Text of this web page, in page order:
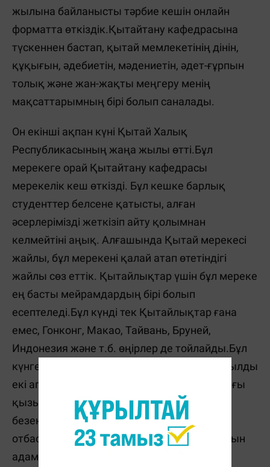
жылына байланысты тәрбие кешін онлайн
форматта өткіздік.Қытайтану кафедрасына
түскеннен бастап, қытай мемлекетінің дінін,
құқығын, әдебиетін, мәдениетін, әдет-ғұрпын
толық және жан-жақты меңгеру менің
мақсаттарымның бірі болып саналады.
Он екінші ақпан күні Қытай Халық
Республикасының жаңа жылы өтті.Бұл
мерекеге орай Қытайтану кафедрасы
мерекелік кеш өткізді. Бұл кешке барлық
студенттер белсене қатысты, алған
әсерлерімізді жеткізіп айту қолымнан
келмейтіні аңық. Алғашында Қытай мерекесі
жайлы, бұл мерекені қалай атап өтетіндігі
жайлы сөз еттік. Қытайлықтар үшін бұл мереке
ең басты мейрамдардың бірі болып
есептеледі.Бұл күнді тек Қытайлықтар ғана
емес, Гонконг, Макао, Тайвань, Бруней,
Индонезия және т.б. өңірлер де тойлайды.Бұл
күнге олар ерекше дайындалады. Жаңа жылды
екі апта бойы атап өтеді.Дала,үйлер барлығы
қызыл қағаздармен,жазулармен
безендіріледі.Бұл олар үшін ең алдымен
отбасылық мереке.Шет аумақтарда тұратын
адамдар туыстарымен, ата-аналарымен